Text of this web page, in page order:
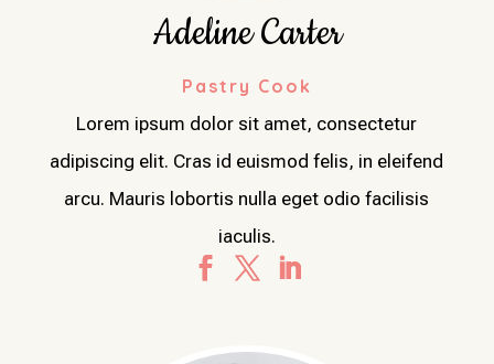
Adeline Carter
Pastry Cook
Lorem ipsum dolor sit amet, consectetur
adipiscing elit. Cras id euismod felis, in eleifend
arcu. Mauris lobortis nulla eget odio facilisis
iaculis.